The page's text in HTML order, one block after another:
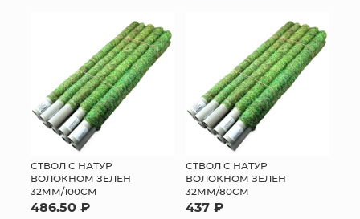
СТВОЛ С НАТУР
ВОЛОКНОМ ЗЕЛЕН
32ММ/100СМ
486.50 ₽
СТВОЛ С НАТУР
ВОЛОКНОМ ЗЕЛЕН
32ММ/80СМ
437 ₽